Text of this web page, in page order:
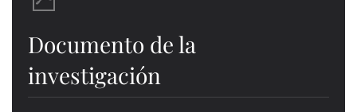
Documento de la
investigación